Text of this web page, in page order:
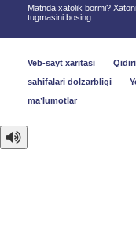
Matnda xatolik bormi?
tugmasini bosing.
Veb-sayt xaritasi
sahifalari dolzarbligi
maʼlumotlar